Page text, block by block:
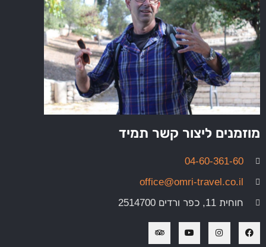
מוזמנים ליצור קשר תמיד
04-60-361-60
office@omri-travel.co.il
חוחית 11, כפר ורדים 2514700